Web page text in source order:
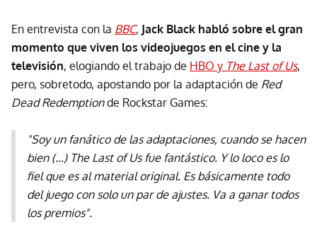
En entrevista con la BBC, Jack Black habló sobre el gran
momento que viven los videojuegos en el cine y la
televisión, elogiando el trabajo de HBO y The Last of Us,
pero, sobretodo, apostando por la adaptación de Red
Dead Redemptionde Rockstar Games:
"Soy un fanático de las adaptaciones, cuando se hacen
bien (...) The Last of Us fue fantástico. Y lo loco es lo
fiel que es al material original. Es básicamente todo
del juego con solo un par de ajustes. Va a ganar todos
los premios".